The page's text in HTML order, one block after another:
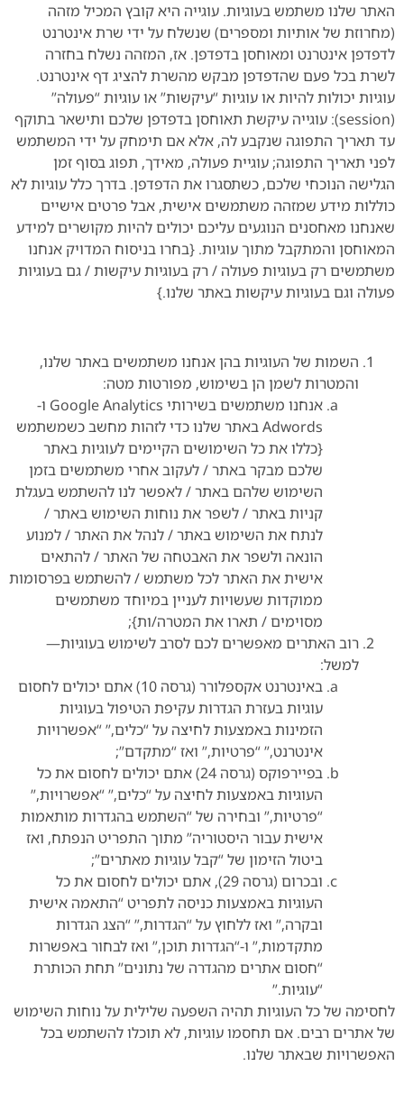
האתר שלנו משתמש בעוגיות. עוגייה היא קובץ המכיל מזהה
(מחרוזת של אותיות ומספרים) שנשלח על ידי שרת אינטרנט
לדפדפן אינטרנט ומאוחסן בדפדפן. אז, המזהה נשלח בחזרה
לשרת בכל פעם שהדפדפן מבקש מהשרת להציג דף אינטרנט.
עוגיות יכולות להיות או עוגיות “עיקשות” או עוגיות “פעולה”
(session): עוגייה עיקשת תאוחסן בדפדפן שלכם ותישאר בתוקף
עד תאריך התפוגה שנקבע לה, אלא אם תימחק על ידי המשתמש
לפני תאריך התפוגה; עוגיית פעולה, מאידך, תפוג בסוף זמן
הגלישה הנוכחי שלכם, כשתסגרו את הדפדפן. בדרך כלל עוגיות לא
כוללות מידע שמזהה משתמשים אישית, אבל פרטים אישיים
שאנחנו מאחסנים הנוגעים עליכם יכולים להיות מקושרים למידע
המאוחסן והמתקבל מתוך עוגיות. {בחרו בניסוח המדויק אנחנו
משתמשים רק בעוגיות פעולה / רק בעוגיות עיקשות / גם בעוגיות
פעולה וגם בעוגיות עיקשות באתר שלנו.}
השמות של העוגיות בהן אנחנו משתמשים באתר שלנו,
והמטרות לשמן הן בשימוש, מפורטות מטה:
אנחנו משתמשים בשירותי Google Analytics ו-
Adwords באתר שלנו כדי לזהות מחשב כשמשתמש
{כללו את כל השימושים הקיימים לעוגיות באתר
שלכם מבקר באתר / לעקוב אחרי משתמשים בזמן
השימוש שלהם באתר / לאפשר לנו להשתמש בעגלת
קניות באתר / לשפר את נוחות השימוש באתר /
לנתח את השימוש באתר / לנהל את האתר / למנוע
הונאה ולשפר את האבטחה של האתר / להתאים
אישית את האתר לכל משתמש / להשתמש בפרסומות
ממוקדות שעשויות לעניין במיוחד משתמשים
מסוימים / תארו את המטרה/ות};
רוב האתרים מאפשרים לכם לסרב לשימוש בעוגיות—
למשל:
באינטרנט אקספלורר (גרסה 10) אתם יכולים לחסום
עוגיות בעזרת הגדרות עקיפת הטיפול בעוגיות
הזמינות באמצעות לחיצה על “כלים,” “אפשרויות
אינטרנט,” “פרטיות,” ואז “מתקדם”;
בפיירפוקס (גרסה 24) אתם יכולים לחסום את כל
העוגיות באמצעות לחיצה על “כלים,” “אפשרויות,”
“פרטיות,” ובחירה של “השתמש בהגדרות מותאמות
אישית עבור היסטוריה” מתוך התפריט הנפתח, ואז
ביטול הזימון של “קבל עוגיות מאתרים”;
ובכרום (גרסה 29), אתם יכולים לחסום את כל
העוגיות באמצעות כניסה לתפריט “התאמה אישית
ובקרה,” ואז ללחוץ על “הגדרות,” “הצג הגדרות
מתקדמות,” ו-“הגדרות תוכן,” ואז לבחור באפשרות
“חסום אתרים מהגדרה של נתונים” תחת הכותרת
“עוגיות.”
לחסימה של כל העוגיות תהיה השפעה שלילית על נוחות השימוש
של אתרים רבים. אם תחסמו עוגיות, לא תוכלו להשתמש בכל
האפשרויות שבאתר שלנו.